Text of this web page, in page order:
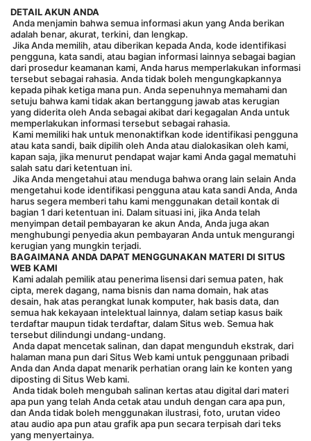
DETAIL AKUN ANDA
adalah benar, akurat, terkini, dan lengkap.
pengguna, kata sandi, atau bagian informasi lainnya sebagai bagian
dari prosedur keamanan kami, Anda harus memperlakukan informasi
tersebut sebagai rahasia. Anda tidak boleh mengungkapkannya
kepada pihak ketiga mana pun. Anda sepenuhnya memahami dan
setuju bahwa kami tidak akan bertanggung jawab atas kerugian
yang diderita oleh Anda sebagai akibat dari kegagalan Anda untuk
memperlakukan informasi tersebut sebagai rahasia.
atau kata sandi, baik dipilih oleh Anda atau dialokasikan oleh kami,
kapan saja, jika menurut pendapat wajar kami Anda gagal mematuhi
salah satu dari ketentuan ini.
mengetahui kode identifikasi pengguna atau kata sandi Anda, Anda
harus segera memberi tahu kami menggunakan detail kontak di
bagian 1 dari ketentuan ini. Dalam situasi ini, jika Anda telah
menyimpan detail pembayaran ke akun Anda, Anda juga akan
menghubungi penyedia akun pembayaran Anda untuk mengurangi
kerugian yang mungkin terjadi.
BAGAIMANA ANDA DAPAT MENGGUNAKAN MATERI DI SITUS
WEB KAMI
cipta, merek dagang, nama bisnis dan nama domain, hak atas
desain, hak atas perangkat lunak komputer, hak basis data, dan
semua hak kekayaan intelektual lainnya, dalam setiap kasus baik
terdaftar maupun tidak terdaftar, dalam Situs web. Semua hak
tersebut dilindungi undang-undang.
halaman mana pun dari Situs Web kami untuk penggunaan pribadi
Anda dan Anda dapat menarik perhatian orang lain ke konten yang
diposting di Situs Web kami.
apa pun yang telah Anda cetak atau unduh dengan cara apa pun,
dan Anda tidak boleh menggunakan ilustrasi, foto, urutan video
atau audio apa pun atau grafik apa pun secara terpisah dari teks
yang menyertainya.